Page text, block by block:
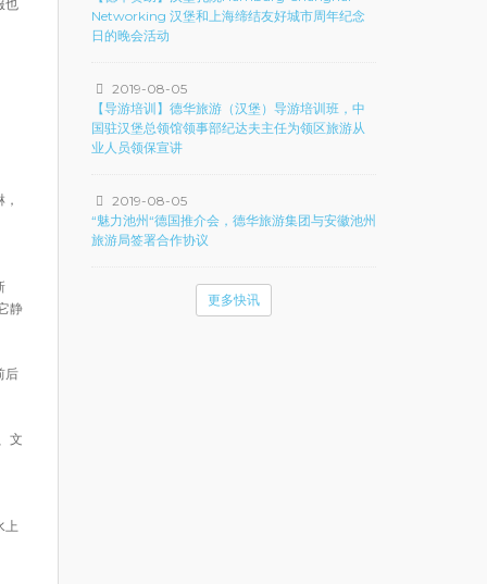
也
静
后
文
上
Networking 汉堡和上海缔结友好城市周年纪念
日的晚会活动
2019-08-05
【导游培训】德华旅游（汉堡）导游培训班，中
国驻汉堡总领馆领事部纪达夫主任为领区旅游从
业人员领保宣讲
2019-08-05
“魅力池州“德国推介会，德华旅游集团与安徽池州
旅游局签署合作协议
更多快讯